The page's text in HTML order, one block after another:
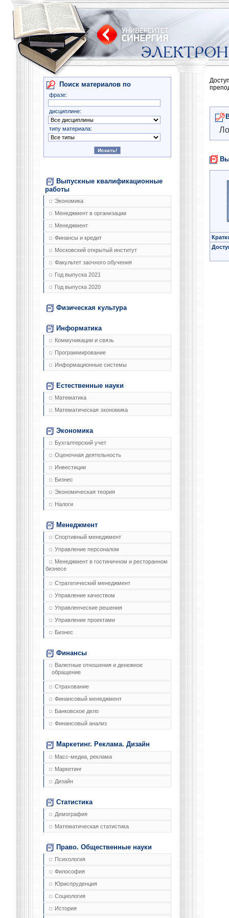
Поиск материалов по
фразе:
дисциплине:
типу материала:
Выпускные квалификационные
работы
Экономика
Менеджмент в организации
Менеджмент
Финансы и кредит
Московский открытый институт
Факультет заочного обучения
Год выпуска 2021
Год выпуска 2020
Физическая культура
Информатика
Коммуникации и связь
Программирование
Информационные системы
Естественные науки
Математика
Математическая экономика
Экономика
Бухгалтерский учет
Оценочная деятельность
Инвестиции
Бизнес
Экономическая теория
Налоги
Менеджмент
Спортивный менеджмент
Управление персоналом
Менеджмент в гостиничном и ресторанном
бизнесе
Стратегический менеджмент
Управление качеством
Управленческие решения
Управление проектами
Бизнес
Финансы
Валютные отношения и денежное
обращение
Страхование
Финансовый менеджмент
Банковское дело
Финансовый анализ
Маркетинг. Реклама. Дизайн
Масс-медиа, реклама
Маркетинг
Дизайн
Статистика
Демография
Математическая статистика
Право. Общественные науки
Психология
Философия
Юриспруденция
Социология
История